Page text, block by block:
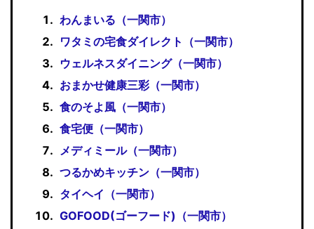
わんまいる（一関市）
ワタミの宅食ダイレクト（一関市）
ウェルネスダイニング（一関市）
おまかせ健康三彩（一関市）
食のそよ風（一関市）
食宅便（一関市）
メディミール（一関市）
つるかめキッチン（一関市）
タイヘイ（一関市）
GOFOOD(ゴーフード)（一関市）